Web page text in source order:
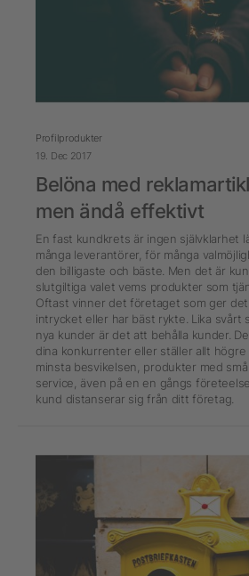
Profilprodukter
19. Dec 2017
Belöna med
men ändå effektivt
En fast kundkrets är ingen självklarhet
många leverantörer, för många
den billigaste och bäste. Men det är
slutgiltiga valet vems produkter som
Oftast vinner det företaget som ger
intrycket eller har bäst rykte. Lika svårt
nya kunder är det att behålla kunder.
dina konkurrenter eller ställer allt högre
minsta besvikelsen, produkter med
service, även på en en gångs
kund distanserar sig från ditt företag.